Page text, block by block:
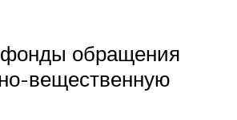
фонды обращения
вещественную